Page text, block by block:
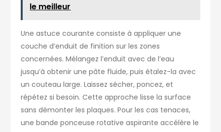
le meilleur
Une astuce courante consiste à appliquer une
couche d’enduit de finition sur les zones
concernées. Mélangez l’enduit avec de l’eau
jusqu’à obtenir une pâte fluide, puis étalez-la avec
un couteau large. Laissez sécher, poncez, et
répétez si besoin. Cette approche lisse la surface
sans démonter les plaques. Pour les cas tenaces,
une bande ponceuse rotative aspirante accélère le